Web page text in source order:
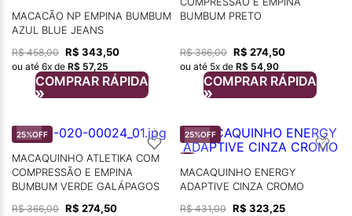
MACACÃO NP EMPINA BUMBUM
AZUL BLUE JEANS
R$ 458,00 R$ 343,50
ou até 6x de R$ 57,25
COMPRAR RÁPIDA
BUMBUM PRETO
R$ 366,00 R$ 274,50
ou até 5x de R$ 54,90
COMPRAR RÁPIDA
25%OFF
MACAQUINHO ATLETIKA COM
COMPRESSÃO E EMPINA
BUMBUM VERDE GALÁPAGOS
R$ 366,00 R$ 274,50
25%OFF
MACAQUINHO ENERGY
ADAPTIVE CINZA CROMO
R$ 431,00 R$ 323,25